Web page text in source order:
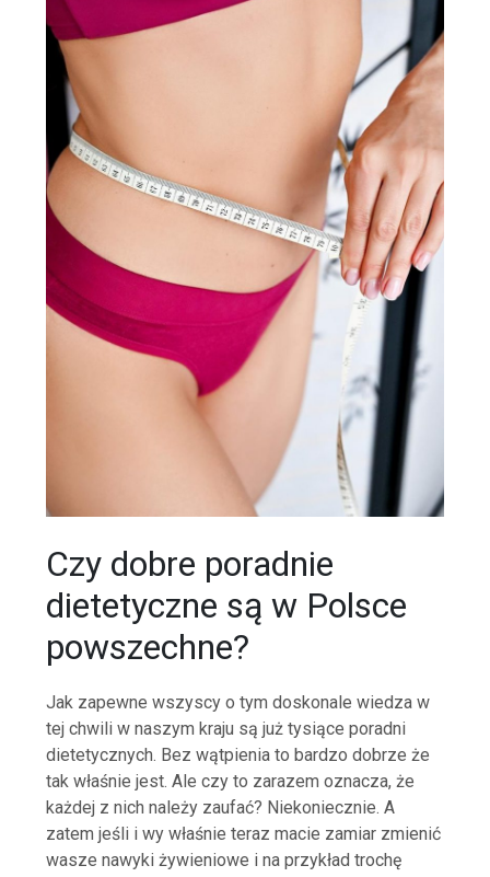
Czy dobre poradnie
dietetyczne są w Polsce
powszechne?
Jak zapewne wszyscy o tym doskonale wiedza w
tej chwili w naszym kraju są już tysiące poradni
dietetycznych. Bez wątpienia to bardzo dobrze że
tak właśnie jest. Ale czy to zarazem oznacza, że
każdej z nich należy zaufać? Niekoniecznie. A
zatem jeśli i wy właśnie teraz macie zamiar zmienić
wasze nawyki żywieniowe i na przykład trochę